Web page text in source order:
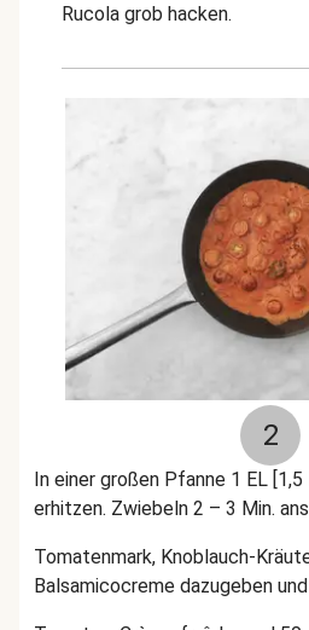
Rucola grob hacken.
2
In einer großen Pfanne 1 EL
erhitzen. Zwiebeln 2 – 3 Min.
Tomatenmark, Knoblauch-
Balsamicocreme dazugeben